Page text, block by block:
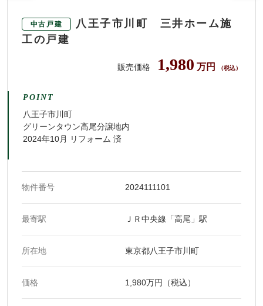
中古戸建
八王子市川町 三井ホーム施
工の戸建
販売価格 1,980 万円 （税込）
POINT
八王子市川町
グリーンタウン高尾分譲地内
2024年10月 リフォーム 済
物件番号 2024111101
最寄駅 ＪＲ中央線「高尾」駅
所在地 東京都八王子市川町
価格 1,980万円（税込）